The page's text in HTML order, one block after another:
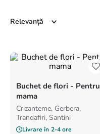
Relevanță
Buchet de flori - Pentru
mama
Crizanteme, Gerbera,
Trandafiri, Santini
Livrare în 2-4 ore
4.
buchet lalele
6.
buchet trandafiri
buchet crini
crin
10. ranunculus